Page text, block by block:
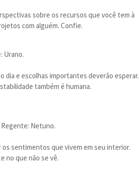
sobre os recursos que você tem à
com alguém. Confie.
Urano.
dia e escolhas importantes deverão esperar.
também é humana.
Regente: Netuno.
sentimentos que vivem em seu interior.
no que não se vê.